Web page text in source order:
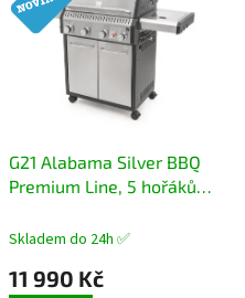
G21 Alabama Silver BBQ
Premium Line, 5 hořáků
redukční ventil
Skladem do 24h ✅
11 990 Kč